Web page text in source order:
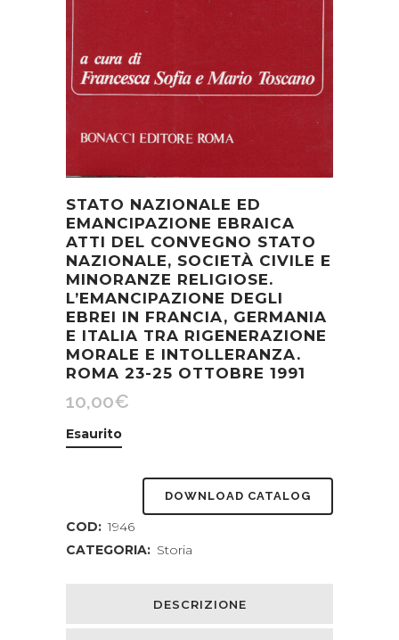
STATO NAZIONALE ED
EMANCIPAZIONE EBRAICA
ATTI DEL CONVEGNO STATO
NAZIONALE, SOCIETÀ CIVILE E
MINORANZE RELIGIOSE.
L’EMANCIPAZIONE DEGLI
EBREI IN FRANCIA, GERMANIA
E ITALIA TRA RIGENERAZIONE
MORALE E INTOLLERANZA.
ROMA 23-25 OTTOBRE 1991
10,00€
Esaurito
DOWNLOAD CATALOG
COD: 1946
CATEGORIA: Storia
DESCRIZIONE